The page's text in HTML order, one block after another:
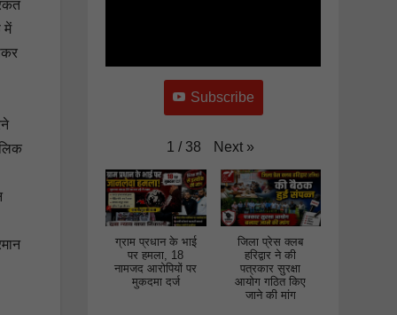
में
Subscribe
1 / 38 Next »
ग्राम प्रधान के भाई
पर हमला, 18
नामजद आरोपियों पर
मुकदमा दर्ज
जिला प्रेस क्लब
हरिद्वार ने की
पत्रकार सुरक्षा
आयोग गठित किए
जाने की मांग